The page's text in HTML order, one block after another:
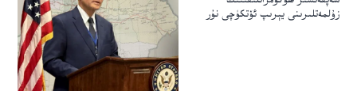
زۇلمەتلىرىنى يېرىپ ئۆتكۈچى نۇر